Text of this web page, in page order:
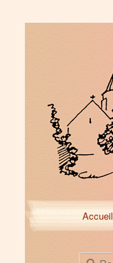
Menu
principal
Aller
au
Aller
au
Accueil